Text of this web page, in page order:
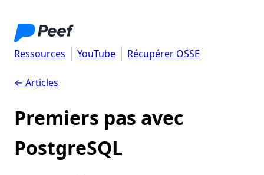
Ressources YouTube Récupérer OSSE
← Articles
Premiers pas avec
PostgreSQL